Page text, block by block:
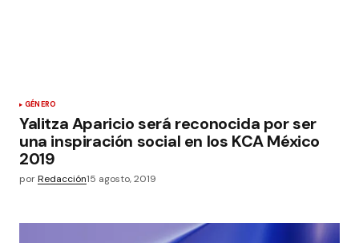
GÉNERO
Yalitza Aparicio será reconocida por ser
una inspiración social en los KCA México
2019
porRedacción15 agosto, 2019